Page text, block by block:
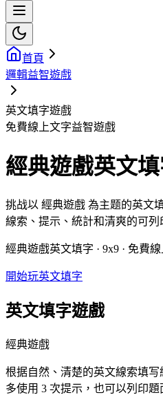
首頁
邏輯益智遊戲
英文填字遊戲
免費線上文字益智遊戲
經典遊戲英文
挑战以 經典遊戲 為主题的英文
線索、提示、統計和清爽的可列
經典遊戲英文填字 · 9x9 · 免費線
開始玩英文填字
英文填字遊戲
經典遊戲
根据自然、清楚的英文線索填
多使用 3 次提示，也可以列印題